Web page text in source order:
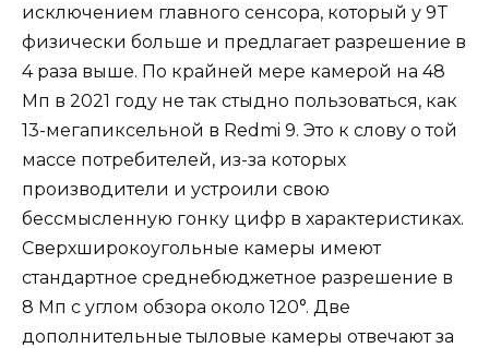
исключением главного сенсора, который у 9T
физически больше и предлагает разрешение в
4 раза выше. По крайней мере камерой на 48
Мп в 2021 году не так стыдно пользоваться, как
13-мегапиксельной в Redmi 9. Это к слову о той
массе потребителей, из-за которых
производители и устроили свою
бессмысленную гонку цифр в характеристиках.
Сверхширокоугольные камеры имеют
стандартное среднебюджетное разрешение в
8 Мп с углом обзора около 120°. Две
дополнительные тыловые камеры отвечают за